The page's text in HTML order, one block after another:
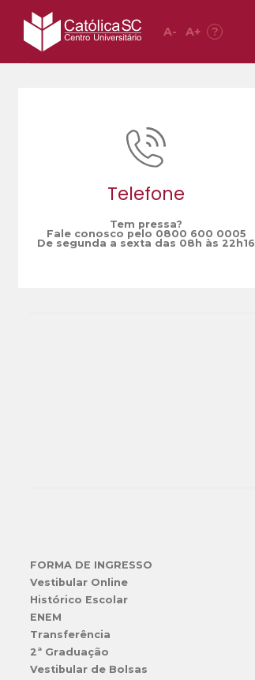
A- A+ ?
Home Gestão Processos Gerenciais
Telefone
Tem pressa?
Fale conosco pelo 0800 600 0005
De segunda a sexta das 08h às 22h16
FORMA DE INGRESSO
Vestibular Online
Histórico Escolar
ENEM
Transferência
2ª Graduação
Vestibular de Bolsas